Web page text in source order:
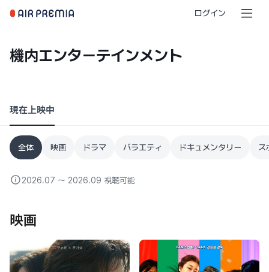
ログイン
機内エンターテインメント
現在上映中
全体 映画 ドラマ バラエティ ドキュメンタリー ス
2026.07 〜 2026.09 視聴可能
映画